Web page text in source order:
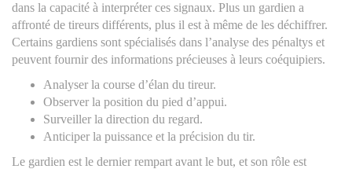
dans la capacité à interpréter ces signaux. Plus un gardien a
affronté de tireurs différents, plus il est à même de les déchiffrer.
Certains gardiens sont spécialisés dans l’analyse des pénaltys et
peuvent fournir des informations précieuses à leurs coéquipiers.
Analyser la course d’élan du tireur.
Observer la position du pied d’appui.
Surveiller la direction du regard.
Anticiper la puissance et la précision du tir.
Le gardien est le dernier rempart avant le but, et son rôle est